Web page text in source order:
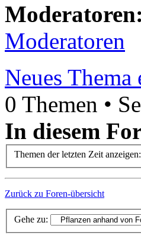
Moderatoren:
Moderatoren
Neues Thema
0 Themen •
In diesem
Themen der letzten Zeit anzeigen:
Zurück zu Foren-übersicht
Gehe zu: